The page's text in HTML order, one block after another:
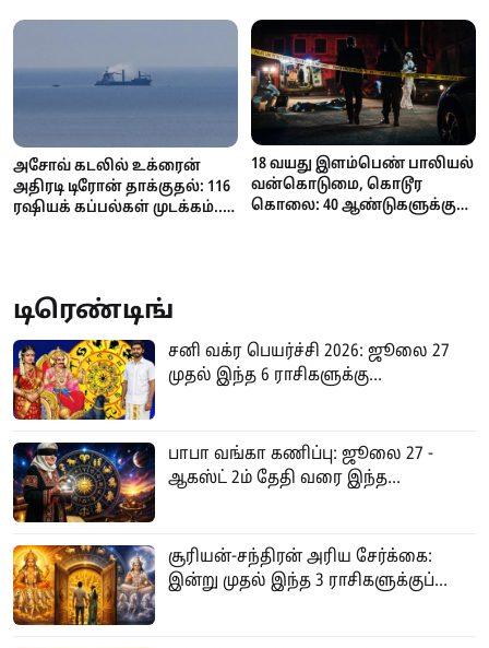
அசோவ் கடலில் உக்ரைன்
அதிரடி டிரோன் தாக்குதல்: 116
ரஷியக் கப்பல்கள் முடக்கம்..
18 வயது இளம்பெண் பாலியல்
வன்கொடுமை, கொடூர
கொலை: 40 ஆண்டுகளுக்குப்
டிரெண்டிங்
சனி வக்ர பெயர்ச்சி 2026: ஜூலை 27
முதல் இந்த 6 ராசிகளுக்கு...
பாபா வங்கா கணிப்பு: ஜூலை 27 -
ஆகஸ்ட் 2ம் தேதி வரை இந்த...
சூரியன்-சந்திரன் அரிய சேர்க்கை:
இன்று முதல் இந்த 3 ராசிகளுக்குப்...